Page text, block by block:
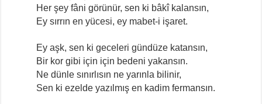
Her şey fâni görünür, sen ki bâkî kalansın,
Ey sırrın en yücesi, ey mabet-i işaret.
Ey aşk, sen ki geceleri gündüze katansın,
Bir kor gibi için için bedeni yakansın.
Ne dünle sınırlısın ne yarınla bilinir,
Sen ki ezelde yazılmış en kadim fermansın.